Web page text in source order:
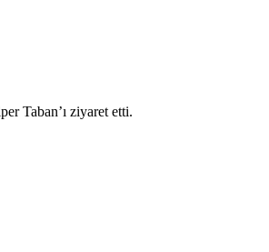
Taban’ı ziyaret etti.